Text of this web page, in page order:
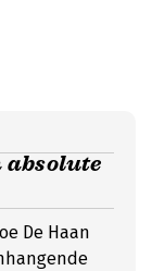
absolute
De Haan